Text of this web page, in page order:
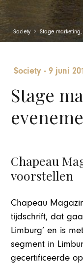
Society Stage
Society -9 juni
Stage
Chapeau
voorstellen
Chapeau
tijdschrift, dat
Limburg’ en is
segment in
gecertificeerde